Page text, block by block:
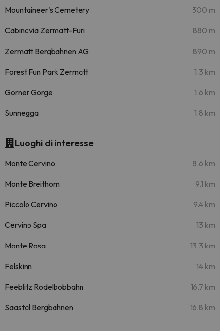
Mountaineer's Cemetery 300 m
Cabinovia Zermatt-Furi 880 m
Zermatt Bergbahnen AG 890 m
Forest Fun Park Zermatt 1.3 km
Gorner Gorge 1.6 km
Sunnegga 1.8 km
Luoghi di interesse
Monte Cervino 8.6 km
Monte Breithorn 9.1 km
Piccolo Cervino 9.4 km
Cervino Spa 13 km
Monte Rosa 13.3 km
Felskinn 14 km
Feeblitz Rodelbobbahn 16.7 km
Saastal Bergbahnen 16.8 km